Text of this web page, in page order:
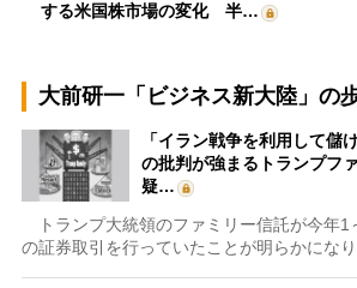
する米国株市場の変化 半…
大前研一「ビジネス新大陸」の
「イラン戦争を利用して儲
の批判が強まるトランプフ
疑…
トランプ大統領のファミリー信託が今年1
の証券取引を行っていたことが明らかにな